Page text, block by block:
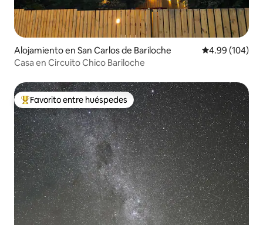
Alojamiento en San Carlos de Bariloche Calificación
4.99 (104)
Casa en Circuito Chico Bariloche
Favorito entre huéspedes preferido
Favorito entre huéspedes